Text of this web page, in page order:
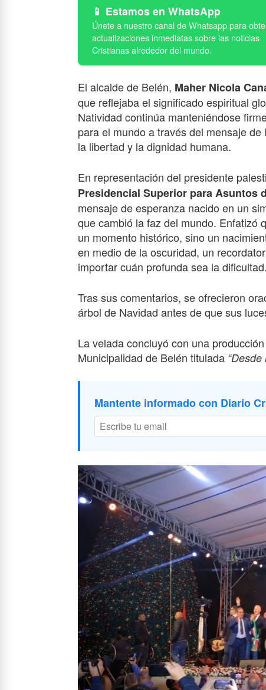
Estamos en WhatsApp
El alcalde de Belén, Maher Nicola
que reflejaba el significado espiritual
Natividad continúa manteniéndose
para el mundo a través del mensaje
la libertad y la dignidad humana.
En representación del presidente
Presidencial Superior para Asuntos
mensaje de esperanza nacido en un
que cambió la faz del mundo. Enfatizó
un momento histórico, sino un
en medio de la oscuridad, un
importar cuán profunda sea la dificultad.
Tras sus comentarios, se ofrecieron
árbol de Navidad antes de que sus
La velada concluyó con una
Municipalidad de Belén titulada
Mantente informado con Diario